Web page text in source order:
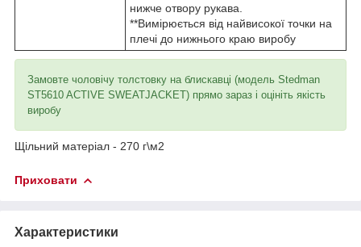
нижче отвору рукава.
**Вимірюється від найвисокої точки на
плечі до нижнього краю виробу
Замовте чоловічу толстовку на блискавці (модель Stedman
ST5610 ACTIVE SWEATJACKET) прямо зараз і оцініть якість
виробу
Щільний матеріал - 270 г\м2
Приховати
Характеристики